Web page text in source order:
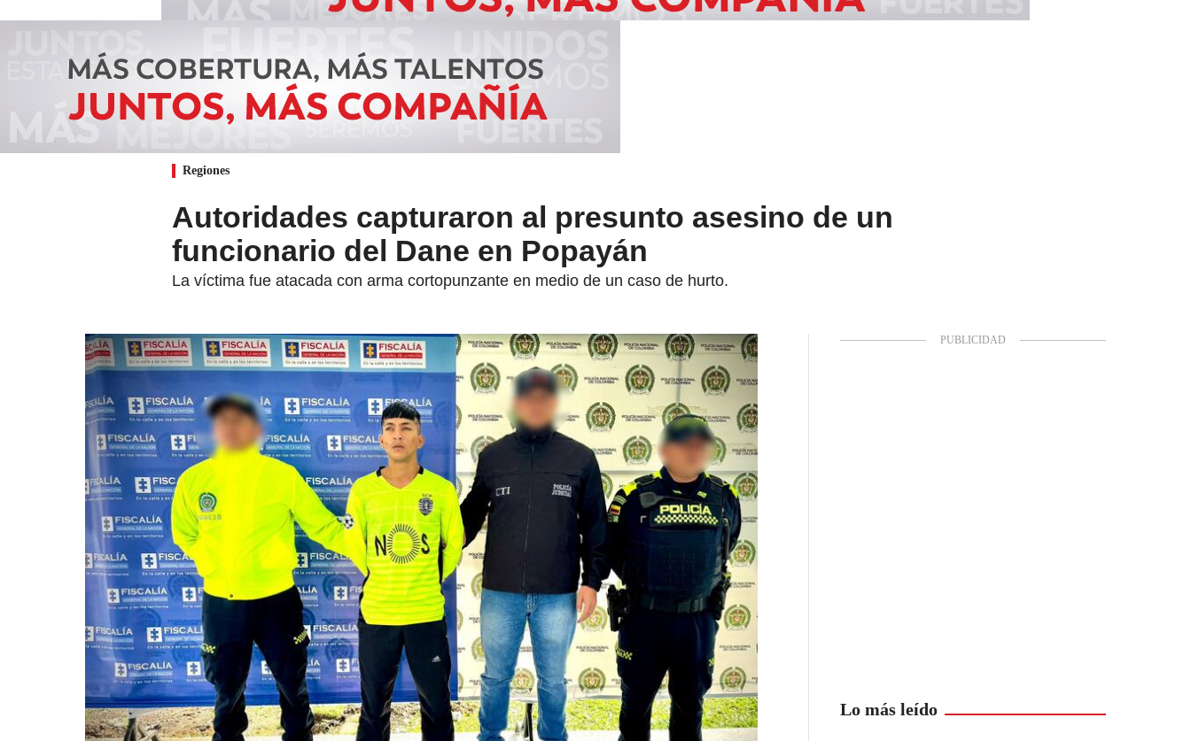
Regiones
Autoridades capturaron al presunto asesino de un
funcionario del Dane en Popayán
La víctima fue atacada con arma cortopunzante en medio de un caso de hurto.
Lo más leído